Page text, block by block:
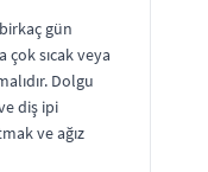
gün
sıcak veya
Dolgu
diş ipi
ve ağız